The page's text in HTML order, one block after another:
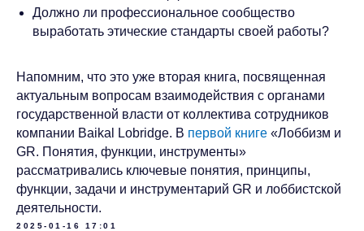
Должно ли профессиональное сообщество
выработать этические стандарты своей работы?
Напомним, что это уже вторая книга, посвященная
актуальным вопросам взаимодействия с органами
государственной власти от коллектива сотрудников
компании Baikal Lobridge. В первой книге «Лоббизм и
GR. Понятия, функции, инструменты»
рассматривались ключевые понятия, принципы,
функции, задачи и инструментарий GR и лоббистской
деятельности.
2025-01-16 17:01
Оставьте заявку, и наши специалисты свяжутся с
вами для уточнения деталей запроса.
Связаться с Baikal
ИМЯ*
ФАМИЛИЯ*